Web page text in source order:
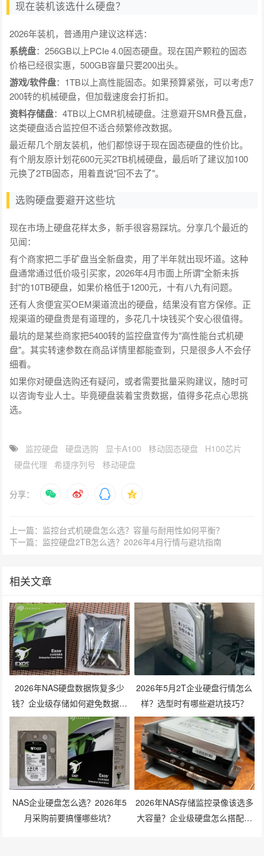
现在装机该选什么硬盘？
2026年装机，普通用户建议这样选：
系统盘：256GB以上PCIe 4.0固态硬盘。现在国产颗粒的固态
价格已经很实惠，500GB容量只要200出头。
游戏/软件盘：1TB以上高性能固态。如果预算紧张，可以考虑7
200转的机械硬盘，但加载速度会打折扣。
资料存储盘：4TB以上CMR机械硬盘。注意避开SMR叠瓦盘，
这类硬盘适合监控但不适合频繁修改数据。
最近帮几个朋友装机，他们都惊讶于现在固态硬盘的性价比。
有个朋友原计划花600元买2TB机械硬盘，最后听了建议加100
元换了2TB固态，用着直说"回不去了"。
选购硬盘要避开这些坑
现在市场上硬盘花样太多，新手很容易踩坑。分享几个最近的
见闻：
有个商家把二手矿盘当全新盘卖，用了半年就出现坏道。这种
盘通常通过低价吸引买家，2026年4月市面上所谓"全新未拆
封"的10TB硬盘，如果价格低于1200元，十有八九有问题。
还有人贪便宜买OEM渠道流出的硬盘，结果没有官方保修。正
规渠道的硬盘贵是有道理的，多花几十块钱买个安心很值得。
最坑的是某些商家把5400转的监控盘宣传为"高性能台式机硬
盘"。其实转速参数在商品详情里都能查到，只是很多人不会仔
细看。
如果你对硬盘选购还有疑问，或者需要批量采购建议，随时可
以咨询专业人士。毕竟硬盘装着宝贵数据，值得多花点心思挑
选。
监控硬盘 硬盘选购 显卡A100 移动固态硬盘
H100芯片
硬盘代理
希捷序列号 移动硬盘
分享：
上一篇：监控台式机硬盘怎么选？容量与耐用性如何平衡？
下一篇：监控硬盘2TB怎么选？2026年4月行情与避坑指南
相关文章
2026年NAS硬盘数据恢复多少
钱？企业级存储如何避免数据丢
失风险？
2026年5月2T企业硬盘行情怎么
样？选型时有哪些避坑技巧？
NAS企业硬盘怎么选？2026年5
月采购前要搞懂哪些坑？
2026年NAS存储监控录像该选多
大容量？企业级硬盘怎么搭配才